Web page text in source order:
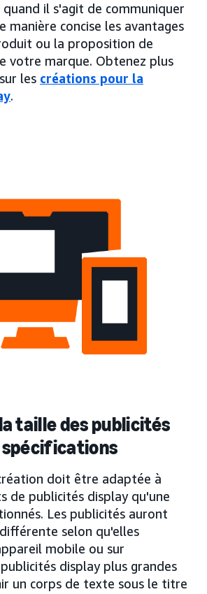
il s'agit de communiquer
manière concise les avantages
ou la proposition de
votre marque. Obtenez plus
les créations pour la
.
taille des publicités
spécifications
doit être adaptée à
de publicités display qu'une
Les publicités auront
selon qu'elles
mobile ou sur
display plus grandes
un corps de texte sous le titre